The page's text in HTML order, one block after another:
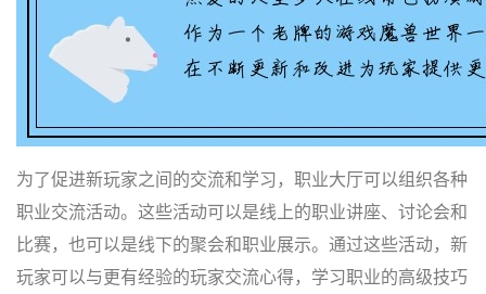
为了促进新玩家之间的交流和学习，职业大厅可以组织各种
职业交流活动。这些活动可以是线上的职业讲座、讨论会和
比赛，也可以是线下的聚会和职业展示。通过这些活动，新
玩家可以与更有经验的玩家交流心得，学习职业的高级技巧